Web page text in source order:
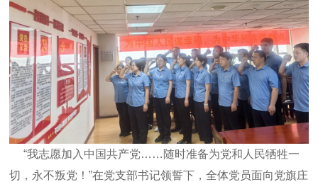
“我志愿加入中国共产党……随时准备为党和人民牺牲一
切，永不叛党！”在党支部书记领誓下，全体党员面向党旗庄